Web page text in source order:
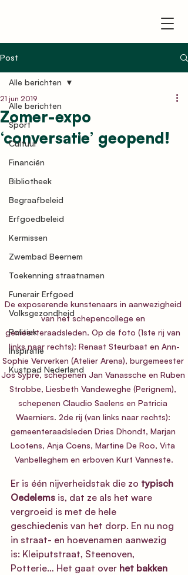
Post
Alle berichten
Sport
Cultuur
Financiën
Bibliotheek
Begraafbeleid
Erfgoedbeleid
Kermissen
Zwembad Beernem
Toekenning straatnamen
Funerair Erfgoed
Volksgezondheid
Politiek
Inspiratie
Kustpad Nederland
Alle berichten
Zomer-expo
‘conversatie’ geopend!
21 jun 2019
De exposerende kunstenaars in aanwezigheid
van het schepencollege en
gemeenteraadsleden. Op de foto (1ste rij van
links naar rechts): Renaat Steurbaat en Ann-
Sophie Ververken (Atelier Arena), burgemeester
Jos Sypré, schepenen Jan Vanassche en Ruben
Strobbe, Liesbeth Vandeweghe (Perignem),
schepenen Claudio Saelens en Patricia
Waerniers. 2de rij (van links naar rechts):
gemeenteraadsleden Dries Dhondt, Marjan
Lootens, Anja Coens, Martine De Roo, Vita
Vanbelleghem en erboven Kurt Vanneste.
Er is één nijverheidstak die zo typisch
Oedelems is, dat ze als het ware
vergroeid is met de hele
geschiedenis van het dorp. En nu nog
in straat- en hoevenamen aanwezig
is: Kleiputstraat, Steenoven,
Potterie… Het gaat over het bakken